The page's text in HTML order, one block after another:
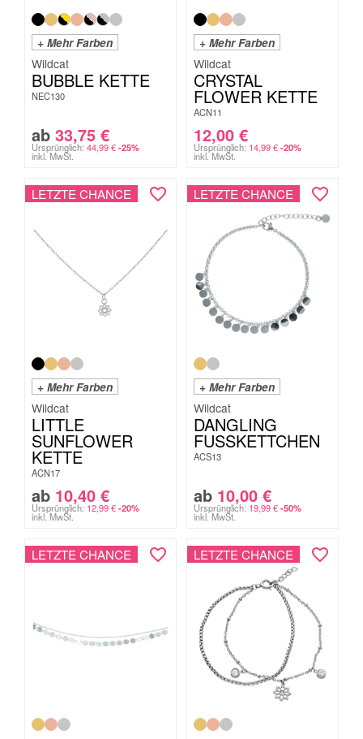
+ Mehr Farben
Wildcat
BUBBLE KETTE
NEC130
ab 33,75 €
Ursprünglich: 44,99€ -25%
inkl. MwSt.
+ Mehr Farben
Wildcat
CRYSTAL
FLOWER KETTE
ACN11
12,00 €
Ursprünglich: 14,99€ -20%
inkl. MwSt.
LETZTE CHANCE
+ Mehr Farben
Wildcat
LITTLE
SUNFLOWER
KETTE
ACN17
ab 10,40 €
Ursprünglich: 12,99€ -20%
inkl. MwSt.
LETZTE CHANCE
+ Mehr Farben
Wildcat
DANGLING
FUSSKETTCHEN
ACS13
ab 10,00 €
Ursprünglich: 19,99€ -50%
inkl. MwSt.
LETZTE CHANCE LETZTE CHANCE